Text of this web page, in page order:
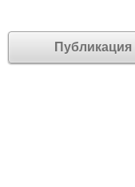
Публикация